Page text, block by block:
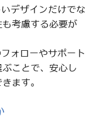
デザインだけでな
考慮する必要が
ォローやサポート
ことで、安心し
ます。